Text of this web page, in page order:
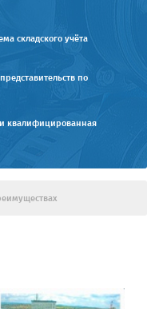
складского учёта
по
квалифицированная